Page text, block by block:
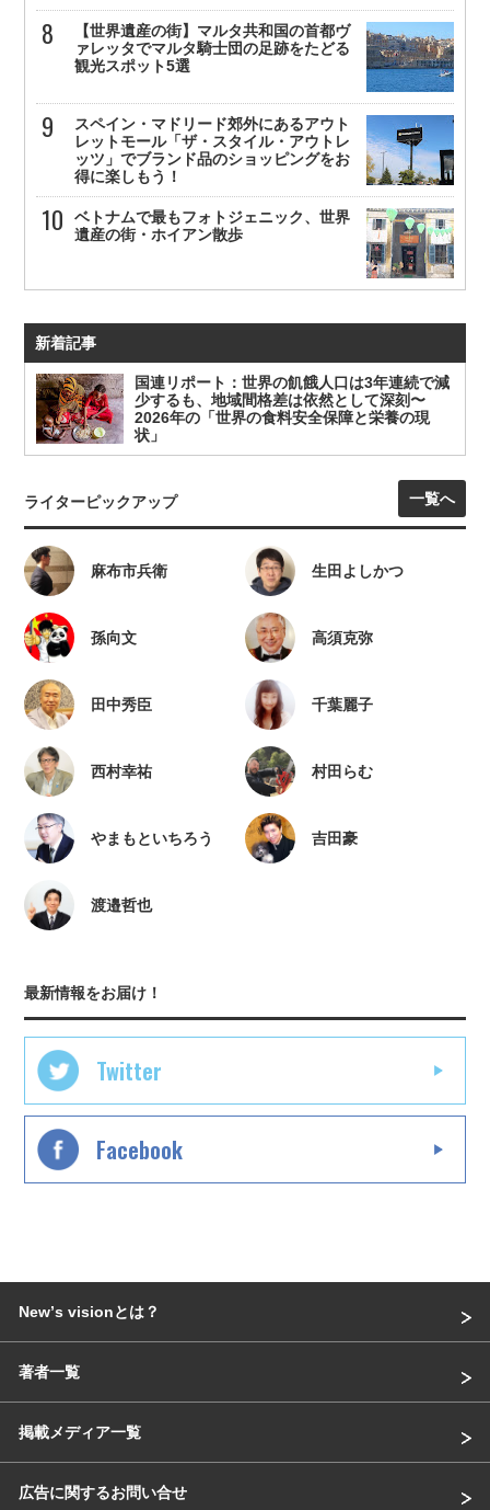
【世界遺産の街】マルタ共和国の首都ヴ
ァレッタでマルタ騎士団の足跡をたどる
観光スポット5選
スペイン・マドリード郊外にあるアウト
レットモール「ザ・スタイル・アウトレ
ッツ」でブランド品のショッピングをお
得に楽しもう！
ベトナムで最もフォトジェニック、世界
遺産の街・ホイアン散歩
新着記事
国連リポート：世界の飢餓人口は3年連続で減
少するも、地域間格差は依然として深刻〜
2026年の「世界の食料安全保障と栄養の現
状」
ライターピックアップ 一覧へ
麻布市兵衛 生田よしかつ
孫向文 高須克弥
田中秀臣 千葉麗子
西村幸祐 村田らむ
やまもといちろう 吉田豪
渡邉哲也
最新情報をお届け！
Twitter
Facebook
Newʼs visionとは？
著者一覧
掲載メディア一覧
広告に関するお問い合せ